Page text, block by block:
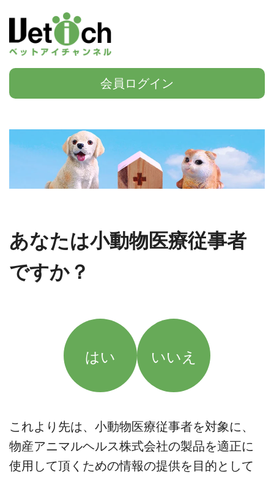
会員ログイン
あなたは小動物医療従事者
ですか？
はい いいえ
これより先は、小動物医療従事者を対象に、
物産アニマルヘルス株式会社の製品を適正に
使用して頂くための情報の提供を目的として